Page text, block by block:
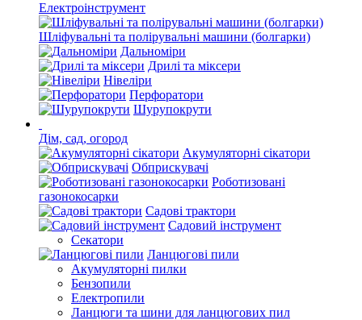
Електроінструмент
Шліфувальні та полірувальні машини (болгарки)
Дальноміри
Дрилі та міксери
Нівеліри
Перфоратори
Шурупокрути
Дім, сад, огород
Акумуляторні сікатори
Обприскувачі
Роботизовані
газонокосарки
Садові трактори
Садовий інструмент
Секатори
Ланцюгові пили
Акумуляторні пилки
Бензопили
Електропили
Ланцюги та шини для ланцюгових пил